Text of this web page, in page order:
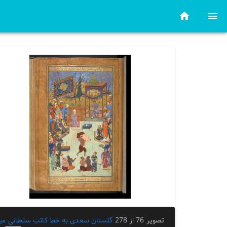
تصویر 76 از 278
گلستان سعدی به خط کاتب سلطانی